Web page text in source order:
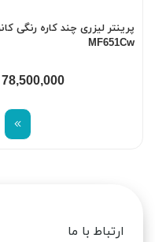
MF651Cw
78,500,000
ارتباط با ما